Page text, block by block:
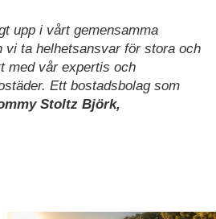
upp i vårt gemensamma
vi ta helhetsansvar för stora och
med vår expertis och
Ett bostadsbolag som
Stoltz Björk,